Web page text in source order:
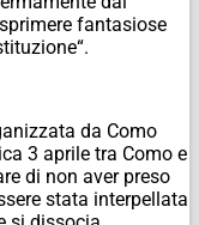
fantasiose
“.
da Como
3 aprile tra Como e
di non aver preso
stata interpellata